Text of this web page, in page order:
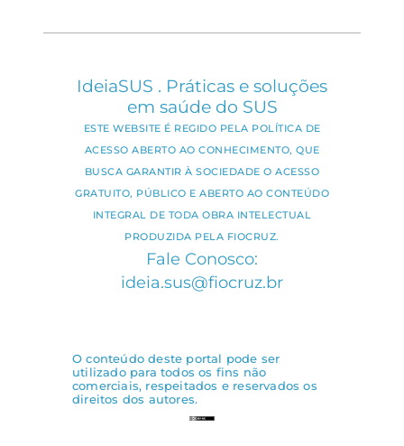
IdeiaSUS . Práticas e soluções
em saúde do SUS
ESTE WEBSITE É REGIDO PELA POLÍTICA DE
ACESSO ABERTO AO CONHECIMENTO, QUE
BUSCA GARANTIR À SOCIEDADE O ACESSO
GRATUITO, PÚBLICO E ABERTO AO CONTEÚDO
INTEGRAL DE TODA OBRA INTELECTUAL
PRODUZIDA PELA FIOCRUZ.
Fale Conosco:
ideia.sus@fiocruz.br
O conteúdo deste portal pode ser
utilizado para todos os fins não
comerciais, respeitados e reservados os
direitos dos autores.